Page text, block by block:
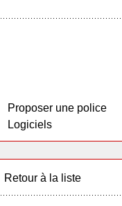
Proposer une police
Logiciels
Retour à la liste